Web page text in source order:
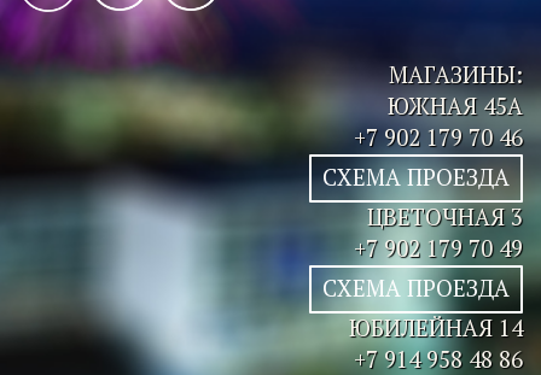
МАГАЗИНЫ:
ЮЖНАЯ 45А
+7 902 179 70 46
СХЕМА ПРОЕЗДА
ЦВЕТОЧНАЯ 3
+7 902 179 70 49
СХЕМА ПРОЕЗДА
ЮБИЛЕЙНАЯ 14
+7 914 958 48 86